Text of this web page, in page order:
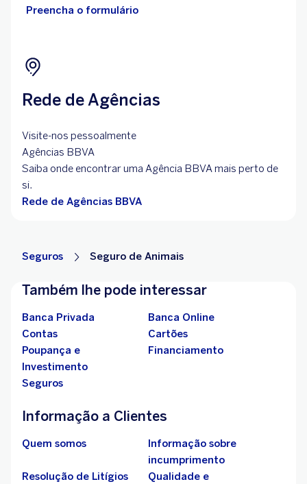
Preencha o formulário
Rede de Agências
Visite-nos pessoalmente
Agências BBVA
Saiba onde encontrar uma Agência BBVA mais perto de
si.
Rede de Agências BBVA
Seguros Seguro de Animais
Também lhe pode interessar
Banca Privada
Banca Online
Contas
Cartões
Poupança e
Investimento
Financiamento
Seguros
Informação a Clientes
Quem somos
Informação sobre
incumprimento
Resolução de Litígios
Qualidade e